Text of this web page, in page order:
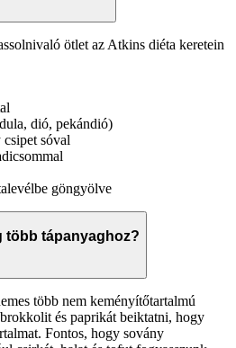
ötlet az Atkins diéta keretein
dió, pekándió)
sóval
göngyölve
több tápanyaghoz?
több nem keményítőtartalmú
és paprikát beiktatni, hogy
Fontos, hogy sovány